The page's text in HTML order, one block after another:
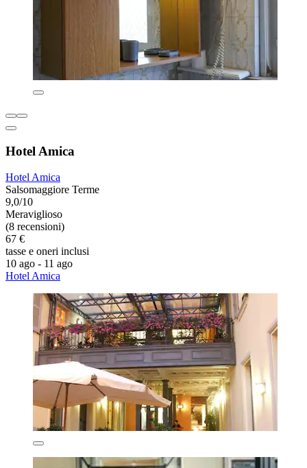
Hotel Amica
Hotel Amica
Salsomaggiore Terme
9,0/10
Meraviglioso
(8 recensioni)
67 €
tasse e oneri inclusi
10 ago - 11 ago
Hotel Amica